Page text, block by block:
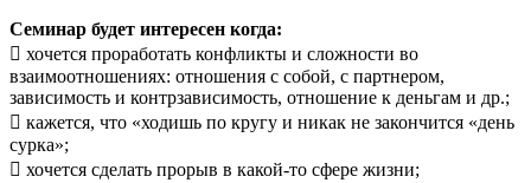
Семинар будет интересен когда:
 хочется проработать конфликты и сложности во
взаимоотношениях: отношения с собой, с партнером,
зависимость и контрзависимость, отношение к деньгам и др.;
 кажется, что «ходишь по кругу и никак не закончится «день
сурка»;
 хочется сделать прорыв в какой-то сфере жизни;